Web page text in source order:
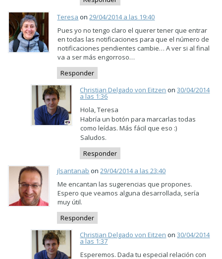
Teresa on29/04/2014 a las 19:40
Pues yo no tengo claro el querer tener que entrar
en todas las notificaciones para que el número de
notificaciones pendientes cambie… A ver si al final
va a ser más engorroso…
Responder
Christian Delgado von Eitzen on30/04/2014
a las 1:36
Hola, Teresa
Habría un botón para marcarlas todas
como leídas. Más fácil que eso :)
Saludos.
Responder
jlsantanab on29/04/2014 a las 23:40
Me encantan las sugerencias que propones.
Espero que veamos alguna desarrollada, sería
muy útil.
Responder
Christian Delgado von Eitzen on30/04/2014
a las 1:37
Esperemos. Dada tu especial relación con